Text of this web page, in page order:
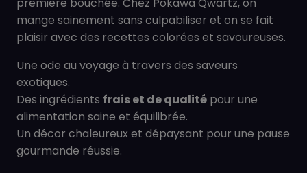
première bouchée. Chez Pokawa Qwartz, on
mange sainement sans culpabiliser et on se fait
plaisir avec des recettes colorées et savoureuses.
Une ode au voyage à travers des saveurs
exotiques.
Des ingrédients frais et de qualité pour une
alimentation saine et équilibrée.
Un décor chaleureux et dépaysant pour une pause
gourmande réussie.